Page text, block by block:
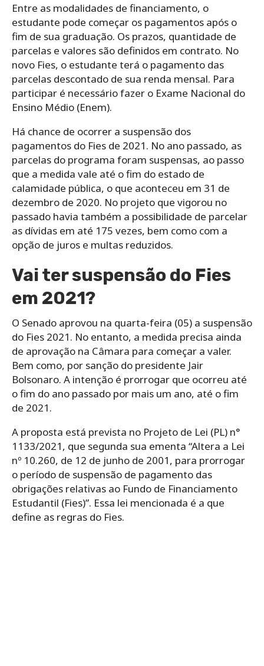
Entre as modalidades de financiamento, o
estudante pode começar os pagamentos após o
fim de sua graduação. Os prazos, quantidade de
parcelas e valores são definidos em contrato. No
novo Fies, o estudante terá o pagamento das
parcelas descontado de sua renda mensal. Para
participar é necessário fazer o Exame Nacional do
Ensino Médio (Enem).
Há chance de ocorrer a suspensão dos
pagamentos do Fies de 2021. No ano passado, as
parcelas do programa foram suspensas, ao passo
que a medida vale até o fim do estado de
calamidade pública, o que aconteceu em 31 de
dezembro de 2020. No projeto que vigorou no
passado havia também a possibilidade de parcelar
as dívidas em até 175 vezes, bem como com a
opção de juros e multas reduzidos.
Vai ter suspensão do Fies
em 2021?
O Senado aprovou na quarta-feira (05) a suspensão
do Fies 2021. No entanto, a medida precisa ainda
de aprovação na Câmara para começar a valer.
Bem como, por sanção do presidente Jair
Bolsonaro. A intenção é prorrogar que ocorreu até
o fim do ano passado por mais um ano, até o fim
de 2021.
A proposta está prevista no Projeto de Lei (PL) n°
1133/2021, que segunda sua ementa “Altera a Lei
nº 10.260, de 12 de junho de 2001, para prorrogar
o período de suspensão de pagamento das
obrigações relativas ao Fundo de Financiamento
Estudantil (Fies)”. Essa lei mencionada é a que
define as regras do Fies.